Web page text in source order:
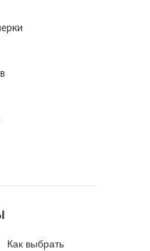
Как выбрать